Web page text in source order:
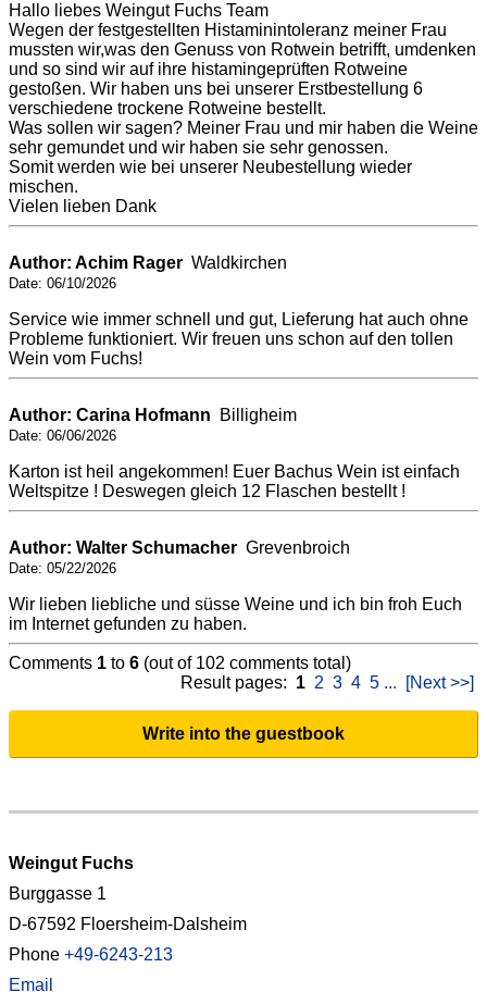
Hallo liebes Weingut Fuchs Team
Wegen der festgestellten Histaminintoleranz meiner Frau
mussten wir,was den Genuss von Rotwein betrifft, umdenken
und so sind wir auf ihre histamingeprüften Rotweine
gestoßen. Wir haben uns bei unserer Erstbestellung 6
verschiedene trockene Rotweine bestellt.
Was sollen wir sagen? Meiner Frau und mir haben die Weine
sehr gemundet und wir haben sie sehr genossen.
Somit werden wie bei unserer Neubestellung wieder
mischen.
Vielen lieben Dank
Author: Achim Rager Waldkirchen
Date: 06/10/2026
Service wie immer schnell und gut, Lieferung hat auch ohne
Probleme funktioniert. Wir freuen uns schon auf den tollen
Wein vom Fuchs!
Author: Carina Hofmann Billigheim
Date: 06/06/2026
Karton ist heil angekommen! Euer Bachus Wein ist einfach
Weltspitze ! Deswegen gleich 12 Flaschen bestellt !
Author: Walter Schumacher Grevenbroich
Date: 05/22/2026
Wir lieben liebliche und süsse Weine und ich bin froh Euch
im Internet gefunden zu haben.
Comments 1 to 6 (out of 102 comments total)
Result pages: 1 2 3 4 5 ... [Next >>]
Write into the guestbook
Weingut Fuchs
Burggasse 1
D-67592 Floersheim-Dalsheim
Phone +49-6243-213
Email